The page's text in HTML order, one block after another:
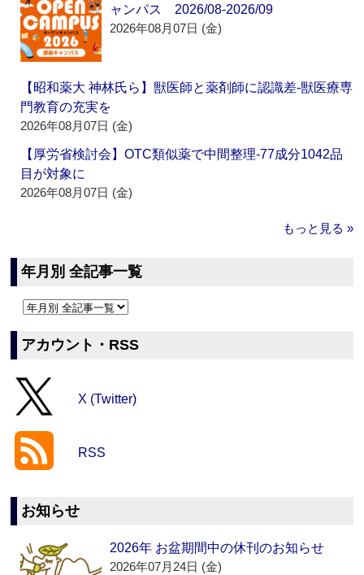
ャンパス 2026/08-2026/09
2026年08月07日 (金)
【昭和薬大 神林氏ら】獣医師と薬剤師に認識差‐獣医療専
門教育の充実を
2026年08月07日 (金)
【厚労省検討会】OTC類似薬で中間整理‐77成分1042品
目が対象に
2026年08月07日 (金)
もっと見る »
年月別 全記事一覧
アカウント・RSS
X (Twitter)
RSS
お知らせ
2026年 お盆期間中の休刊のお知らせ
2026年07月24日 (金)